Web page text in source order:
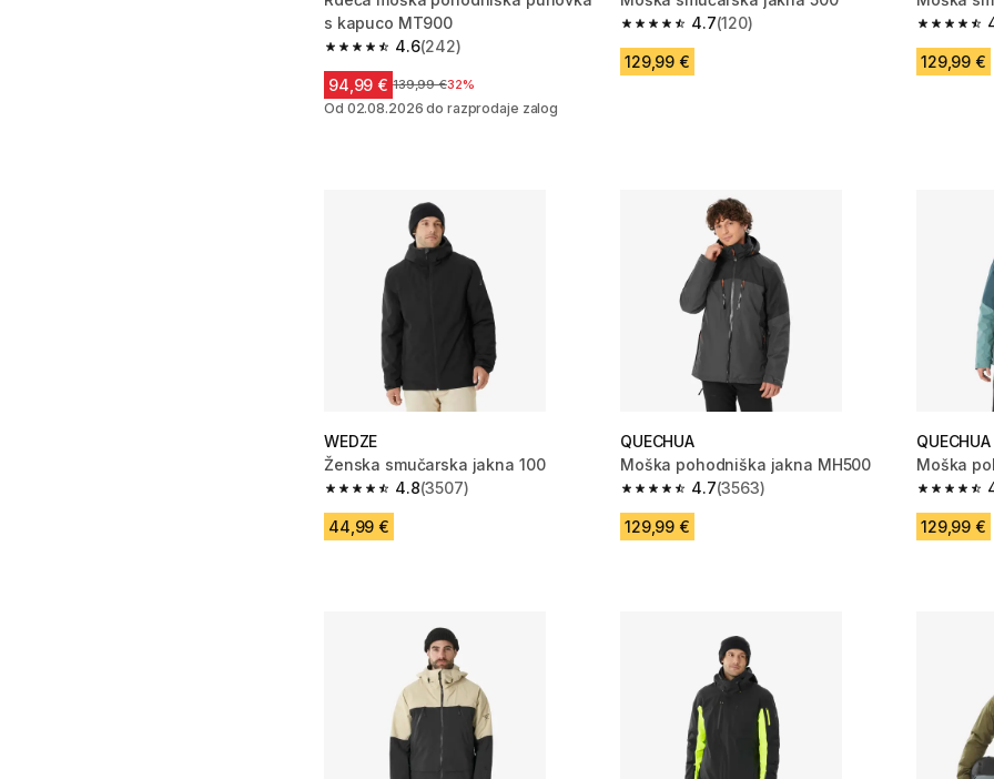
s kapuco MT900
4.6
4.6 od 5 zvezdic from 242 ocene
(242)
94,99 € Cena pred znižanjem
139,99 €32%
Od 02.08.2026 do razprodaje zalog
4.7
4.7 od 5 zvezdic from 120 ocene
(120)
129,99 €
4.7 od 5
129,99 €
WEDZE
Ženska smučarska jakna 100
4.8
4.8 od 5 zvezdic from 3507 ocene
(3507)
44,99 €
QUECHUA
Moška pohodniška jakna MH500
4.7
4.7 od 5 zvezdic from 3563 ocene
(3563)
129,99 €
QUECHUA
Moška
4.7 od 5
129,99 €